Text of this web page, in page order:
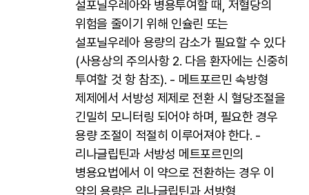
설포닐우레아와 병용투여할 때, 저혈당의
위험을 줄이기 위해 인슐린 또는
설포닐우레아 용량의 감소가 필요할 수 있다
(사용상의 주의사항 2. 다음 환자에는 신중히
투여할 것 항 참조). - 메트포르민 속방형
제제에서 서방성 제제로 전환 시 혈당조절을
긴밀히 모니터링 되어야 하며, 필요한 경우
용량 조절이 적절히 이루어져야 한다. -
리나글립틴과 서방성 메트포르민의
병용요법에서 이 약으로 전환하는 경우 이
약의 용량은 리나글립틴과 서방형